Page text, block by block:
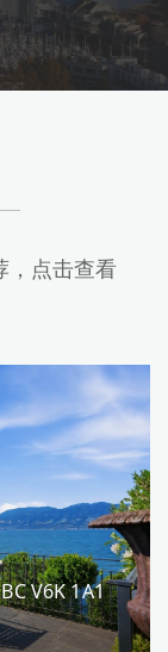
，点击查看
V6K 1A1